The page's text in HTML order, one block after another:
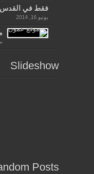
فقط في القدس
يونيو 16, 2014
Slideshow
Posts